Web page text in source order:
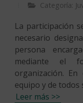
Categoría:
La participación
necesario
persona
mediante el
organización.
equipo y de
Leer más >>